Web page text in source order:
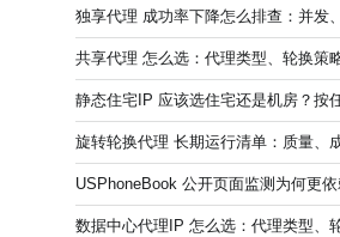
独享代理 成功率下降怎么排查：并发
共享代理 怎么选：代理类型、轮换策
静态住宅IP 应该选住宅还是机房？按
旋转轮换代理 长期运行清单：质量、
USPhoneBook 公开页面监测为何更
数据中心代理IP 怎么选：代理类型、